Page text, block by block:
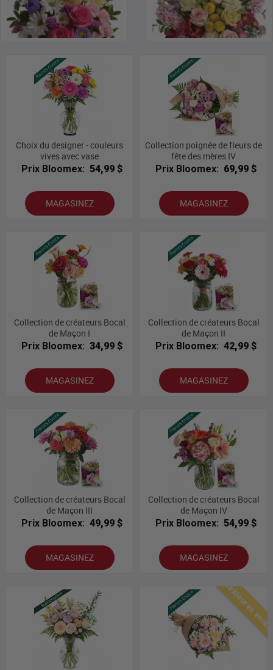
Choix du designer - couleurs
vives avec vase
Prix Bloomex: 54,99 $
MAGASINEZ
Collection poignée de fleurs de
fête des mères IV
Prix Bloomex: 69,99 $
MAGASINEZ
Collection de créateurs Bocal
de Maçon I
Prix Bloomex: 34,99 $
MAGASINEZ
Collection de créateurs Bocal
de Maçon II
Prix Bloomex: 42,99 $
MAGASINEZ
Collection de créateurs Bocal
de Maçon III
Prix Bloomex: 49,99 $
MAGASINEZ
Collection de créateurs Bocal
de Maçon IV
Prix Bloomex: 54,99 $
MAGASINEZ
Meilleures